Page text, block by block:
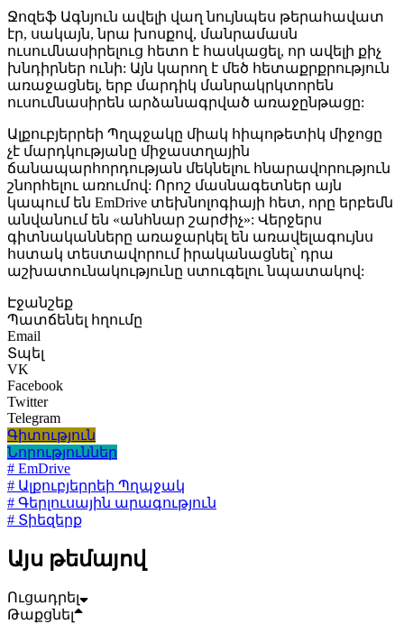
Ջոզեֆ Ագնյուն ավելի վաղ նույնպես թերահավատ
էր, սակայն, նրա խոսքով, մանրամասն
ուսումնասիրելուց հետո է հասկացել, որ ավելի քիչ
խնդիրներ ունի: Այն կարող է մեծ հետաքրքրություն
առաջացնել, երբ մարդիկ մանրակրկտորեն
ուսումնասիրեն արձանագրված առաջընթացը:
Ալքուբյերրեի Պղպջակը միակ հիպոթետիկ միջոցը
չէ մարդկությանը միջաստղային
ճանապարհորդության մեկնելու հնարավորություն
շնորհելու առումով: Որոշ մասնագետներ այն
կապում են EmDrive տեխնոլոգիայի հետ, որը երբեմն
անվանում են «անհնար շարժիչ»: Վերջերս
գիտնականները առաջարկել են առավելագույնս
հստակ տեստավորում իրականացնել՝ դրա
աշխատունակությունը ստուգելու նպատակով:
Էջանշեք
Պատճենել հղումը
Email
Տպել
VK
Facebook
Twitter
Telegram
Գիտություն
Նորություններ
# EmDrive
# Ալքուբյերրեի Պղպջակ
# Գերլուսային արագություն
# Տիեզերք
Այս թեմայով
Ուցադրել
Թաքցնել